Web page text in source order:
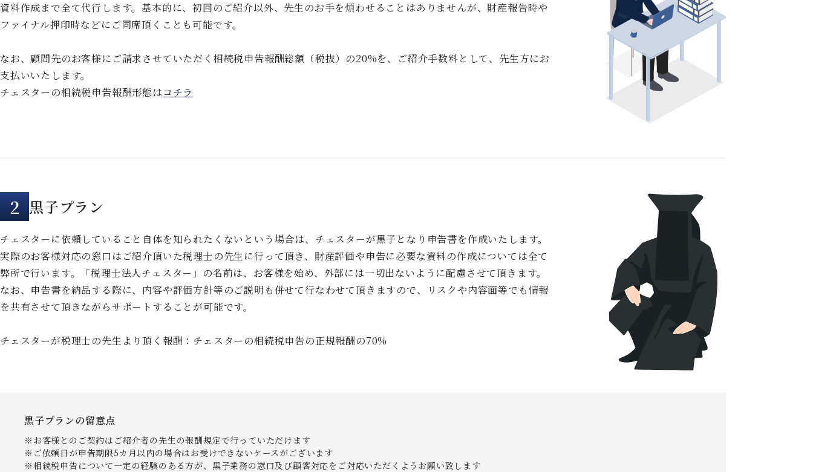
資料作成まで全て代行します。基本的に、初回のご紹介以外、先生のお手を煩わせることはありませんが、財産報告時や
ファイナル押印時などにご同席頂くことも可能です。
なお、顧問先のお客様にご請求させていただく相続税申告報酬総額（税抜）の20%を、ご紹介手数料として、先生方にお
支払いいたします。
チェスターの相続税申告報酬形態はコチラ
2 黒子プラン
チェスターに依頼していること自体を知られたくないという場合は、チェスターが黒子となり申告書を作成いたします。
実際のお客様対応の窓口はご紹介頂いた税理士の先生に行って頂き、財産評価や申告に必要な資料の作成については全て
弊所で行います。「税理士法人チェスター」の名前は、お客様を始め、外部には一切出ないように配慮させて頂きます。
なお、申告書を納品する際に、内容や評価方針等のご説明も併せて行なわせて頂きますので、リスクや内容面等でも情報
を共有させて頂きながらサポートすることが可能です。
チェスターが税理士の先生より頂く報酬：チェスターの相続税申告の正規報酬の70%
黒子プランの留意点
お客様とのご契約はご紹介者の先生の報酬規定で行っていただけます
ご依頼日が申告期限5カ月以内の場合はお受けできないケースがございます
相続税申告について一定の経験のある方が、黒子業務の窓口及び顧客対応をご対応いただくようお願い致します